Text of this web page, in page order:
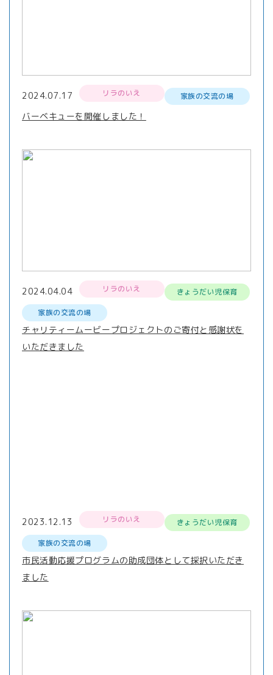
2024.07.17 リラのいえ 家族の交流の場
バーベキューを開催しました！
2024.04.04 リラのいえ
きょうだい児保育
家族の交流の場
チャリティームービープロジェクトのご寄付と感謝状を
いただきました
2023.12.13 リラのいえ
きょうだい児保育
家族の交流の場
市民活動応援プログラムの助成団体として採択いただき
ました